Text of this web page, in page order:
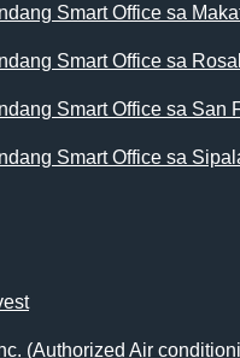
Smart Office sa
Smart Office sa
Smart Office sa San
Smart Office sa
(Authorized Air